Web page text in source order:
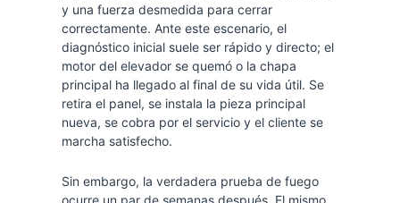
y una fuerza desmedida para cerrar
correctamente. Ante este escenario, el
diagnóstico inicial suele ser rápido y directo; el
motor del elevador se quemó o la chapa
principal ha llegado al final de su vida útil. Se
retira el panel, se instala la pieza principal
nueva, se cobra por el servicio y el cliente se
marcha satisfecho.
Sin embargo, la verdadera prueba de fuego
ocurre un par de semanas después. El mismo